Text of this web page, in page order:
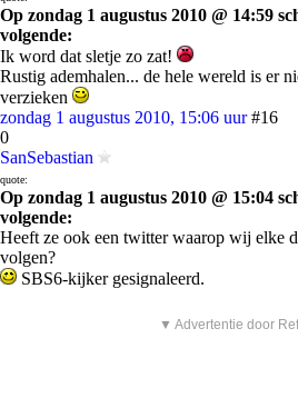
Op zondag 1 augustus 2010 @ 14:59
volgende:
Ik word dat sletje zo zat!
Rustig ademhalen... de hele wereld is er
verzieken
zondag 1 augustus 2010, 15:06 uur #16
0
SanSebastian
quote:
Op zondag 1 augustus 2010 @ 15:04
volgende:
Heeft ze ook een twitter waarop wij elke
volgen?
SBS6-kijker gesignaleerd.
▼ Advertentie door